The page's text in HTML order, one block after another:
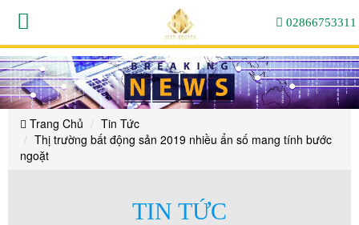
Thị
trường
bất
động
sản
2019
Thị
trường
bất
động
sản
2019
nhiều
Thị
trường
bất
động
sản
2019
nhiều
động
sản
2019
nhiều
ẩn
mang
tính
trường
động
sản
2019
nhiều
ẩn
số
mang
bước
ngoặt
trường
sản
2019
nhiều
ẩn
số
mang
tính
bước
ngoặt
02866753311
Trang Chủ
Tin Tức
Thị trường bất động sản 2019 nhiều ẩn số mang tính bước
ngoặt
TIN TỨC